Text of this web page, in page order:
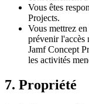
Vous êtes
Projects.
Vous mettrez
prévenir l'accès
Jamf Concept
les activités
7. Propriété